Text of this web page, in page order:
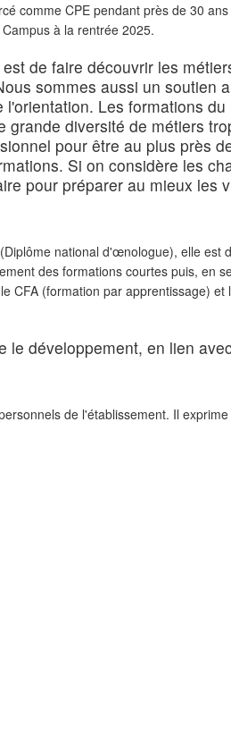
comme CPE pendant près de 30
à la rentrée 2025.
de faire découvrir les
sommes aussi un soutien
Les formations du
grande diversité de métiers
pour être au plus près
Si on considère les
pour préparer au mieux les
national d'œnologue), elle est
des formations courtes puis, en
CFA (formation par apprentissage) et
développement, en lien
de l'établissement. Il